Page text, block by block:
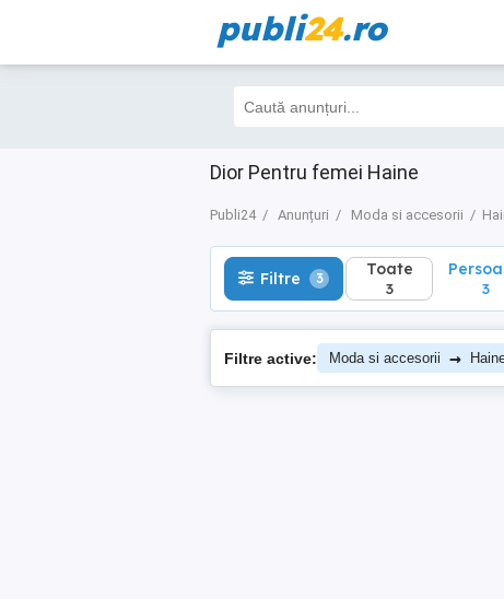
publi24.ro
Dior Pentru femei Haine
Publi24 Anunțuri Moda si accesorii
Filtre 3 Toate
3
Filtre 3 Toate
3 3
Filtre active: Moda si accesorii →